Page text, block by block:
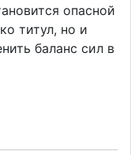
опасной
титул, но и
баланс сил в